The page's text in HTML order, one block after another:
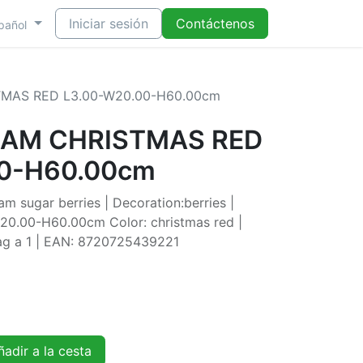
Iniciar sesión Contáctenos
RED L3.00-W20.00-H60.00cm
CHRISTMAS RED
H60.00cm
sugar berries | Decoration:berries |
H60.00cm Color: christmas red |
a 1 | EAN: 8720725439221
a la cesta